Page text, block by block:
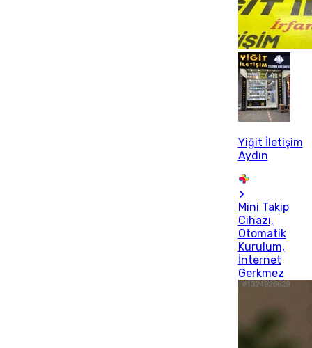
Yiğit İletişim
Aydın
Mini Takip
Cihazı,
Otomatik
Kurulum,
İnternet
Gerkmez